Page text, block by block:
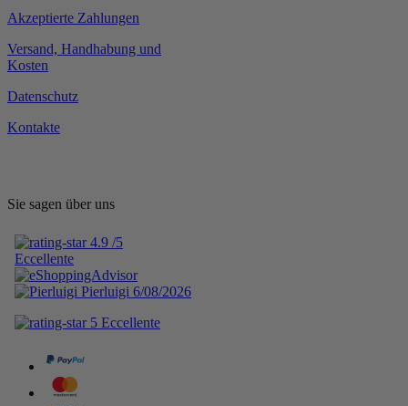
Akzeptierte Zahlungen
Versand, Handhabung und
Kosten
Datenschutz
Kontakte
Sie sagen über uns